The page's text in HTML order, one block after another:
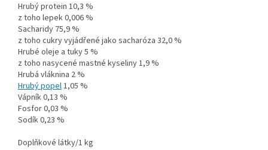
Hrubý protein 10,3 %
z toho lepek 0,006 %
Sacharidy 75,9 %
z toho cukry vyjádřené jako sacharóza 32,0 %
Hrubé oleje a tuky 5 %
z toho nasycené mastné kyseliny 1,9 %
Hrubá vláknina 2 %
Hrubý popel1,05 %
Vápník 0,13 %
Fosfor 0,03 %
Sodík 0,23 %
Doplňkové látky/1 kg